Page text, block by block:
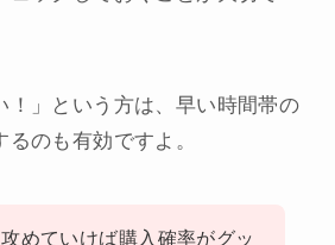
！」という方は、早い時間帯の
のも有効ですよ。
めていけば購入確率がグッ